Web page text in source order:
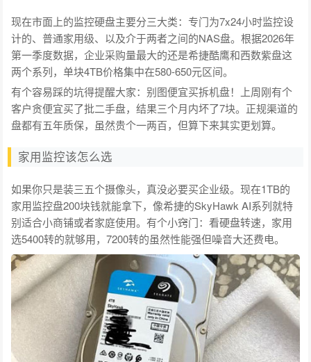
现在市面上的监控硬盘主要分三大类：专门为7x24小时监控设
计的、普通家用级、以及介于两者之间的NAS盘。根据2026年
第一季度数据，企业采购量最大的还是希捷酷鹰和西数紫盘这
两个系列，单块4TB价格集中在580-650元区间。
有个容易踩的坑得提醒大家：别图便宜买拆机盘！上周刚有个
客户贪便宜买了批二手盘，结果三个月内坏了7块。正规渠道的
盘都有五年质保，虽然贵个一两百，但算下来其实更划算。
家用监控该怎么选
如果你只是装三五个摄像头，真没必要买企业级。现在1TB的
家用监控盘200块钱就能拿下，像希捷的SkyHawk AI系列就特
别适合小商铺或者家庭使用。有个小窍门：看硬盘转速，家用
选5400转的就够用，7200转的虽然性能强但噪音大还费电。